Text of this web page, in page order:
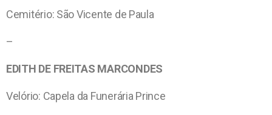
Cemitério: São Vicente de Paula
–
EDITH DE FREITAS MARCONDES
Velório: Capela da Funerária Prince